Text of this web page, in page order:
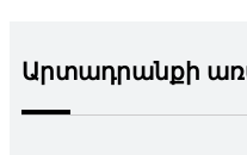
Արտադրանքի